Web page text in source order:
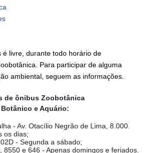
é livre, durante todo horário de
Para participar de alguma
ambiental, seguem as informações.
de ônibus Zoobotânica
e Aquário:
- Av. Otacílio Negrão de Lima, 8.000.
os dias;
- Segunda a sábado;
8550 e 646 - Apenas domingos e feriados.